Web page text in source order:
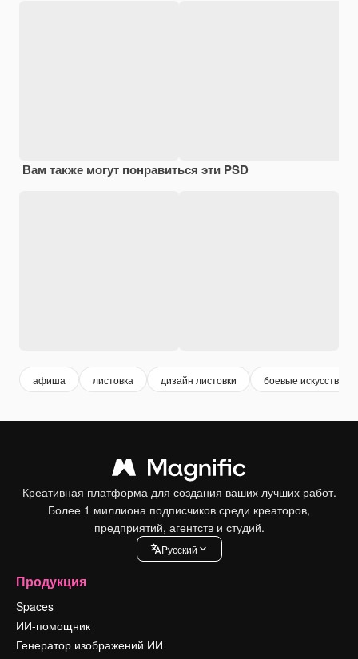
Вам также могут понравиться эти PSD
афиша листовка дизайн листовки боевые искусства
Креативная платформа для создания ваших лучших работ.
Более 1 миллиона подписчиков среди креаторов,
предприятий, агентств и студий.
Pусский
Продукция
Spaces
ИИ-помощник
Генератор изображений ИИ